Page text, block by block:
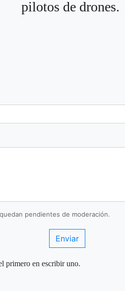
pilotos de drones.
pendientes de moderación.
Enviar
primero en escribir uno.